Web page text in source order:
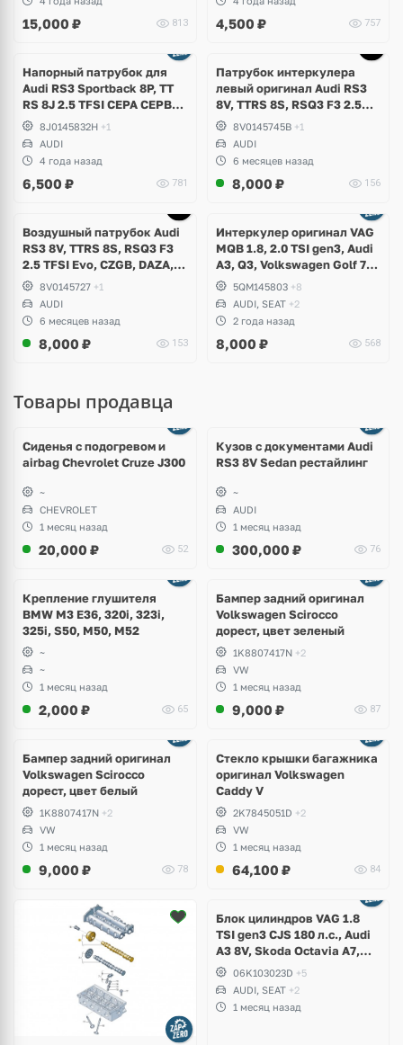
15,000 ₽ 813 4,500 ₽ 757
Напорный патрубок для
Аudi RS3 Sportback 8P, TT
RS 8J 2.5 TFSI CEPA CEPB
EA855 DSG DQ500
8J0145832H +1
AUDI
4 года назад
6,500 ₽ 781
Патрубок интеркулера
левый оригинал Audi RS3
8V, TTRS 8S, RSQ3 F3 2.5
TFSI Evo, DAZA, DNWA,
DNWB
8V0145745B +1
AUDI
6 месяцев назад
8,000 ₽ 156
Воздушный патрубок Audi
RS3 8V, TTRS 8S, RSQ3 F3
2.5 TFSI Evo, CZGB, DAZA,
DNWA, DNWB
8V0145727 +1
AUDI
6 месяцев назад
8,000 ₽ 153
Интеркулер оригинал VAG
MQB 1.8, 2.0 TSI gen3, Audi
A3, Q3, Volkswagen Golf 7
Alltrack, Passat B8, Tiguan
2, Allspace, Taos, Arteon,
Skoda Kodiaq, Karoq,
Superb, Octavia
5QM145803 +8
AUDI, SEAT +2
2 года назад
8,000 ₽ 568
Товары продавца
Сиденья с подогревом и
airbag Chevrolet Cruze J300
~
CHEVROLET
1 месяц назад
20,000 ₽ 52
Кузов с документами Audi
RS3 8V Sedan рестайлинг
~
AUDI
1 месяц назад
300,000 ₽ 76
Крепление глушителя
BMW M3 E36, 320i, 323i,
325i, S50, M50, M52
~
~
1 месяц назад
2,000 ₽ 65
Бампер задний оригинал
Volkswagen Scirocco
дорест, цвет зеленый
1K8807417N +2
VW
1 месяц назад
9,000 ₽ 87
Бампер задний оригинал
Volkswagen Scirocco
дорест, цвет белый
1K8807417N +2
VW
1 месяц назад
9,000 ₽ 78
Стекло крышки багажника
оригинал Volkswagen
Caddy V
2K7845051D +2
VW
1 месяц назад
64,100 ₽ 84
2 фото
Блок цилиндров VAG 1.8
TSI gen3 CJS 180 л.с., Audi
A3 8V, Skoda Octavia A7,
Superb, Volkswagen Passat
B8, Golf VII Alltrack, Seat
Leon
06K103023D +5
AUDI, SEAT +2
1 месяц назад